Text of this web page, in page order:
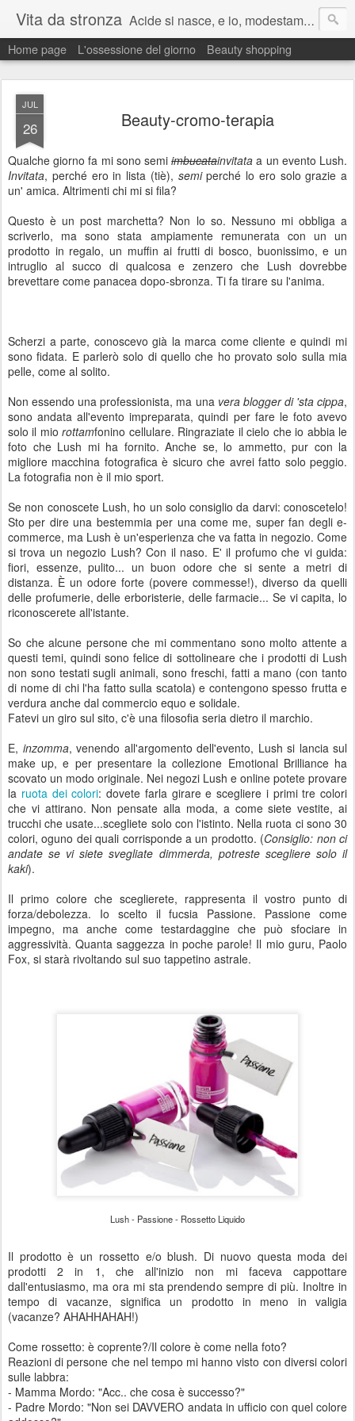
Vita da stronza Acide si nasce, e io, modestamente, lo nacqui.
Ma anche un paio di calci nel culo presi nella vita aiutano sempre a migliorare.
Home page L'ossessione del giorno Beauty shopping
JUL
26 Beauty-cromo-terapia
Qualche giorno fa mi sono semiimbucatainvitata a un evento Lush.
Invitata, perché ero in lista (tiè), semiperché lo ero solo grazie a
un' amica. Altrimenti chi mi si fila?
Questo è un post marchetta? Non lo so. Nessuno mi obbliga a
scriverlo, ma sono stata ampiamente remunerata con un un
prodotto in regalo, un muffin ai frutti di bosco, buonissimo, e un
intruglio al succo di qualcosa e zenzero che Lush dovrebbe
brevettare come panacea dopo-sbronza. Ti fa tirare su l'anima.
Scherzi a parte, conoscevo già la marca come cliente e quindi mi
sono fidata. E parlerò solo di quello che ho provato solo sulla mia
pelle, come al solito.
Non essendo una professionista, ma una vera blogger di 'sta cippa,
sono andata all'evento impreparata, quindi per fare le foto avevo
solo il miorottamfonino cellulare. Ringraziate il cielo che io abbia le
foto che Lush mi ha fornito. Anche se, lo ammetto, pur con la
migliore macchina fotografica è sicuro che avrei fatto solo peggio.
La fotografia non è il mio sport.
Se non conoscete Lush, ho un solo consiglio da darvi: conoscetelo!
Sto per dire una bestemmia per una come me, super fan degli e-
commerce, ma Lush è un'esperienza che va fatta in negozio. Come
si trova un negozio Lush? Con il naso. E' il profumo che vi guida:
fiori, essenze, pulito... un buon odore che si sente a metri di
distanza. È un odore forte (povere commesse!), diverso da quelli
delle profumerie, delle erboristerie, delle farmacie... Se vi capita, lo
riconoscerete all'istante.
So che alcune persone che mi commentano sono molto attente a
questi temi, quindi sono felice di sottolineare che i prodotti di Lush
non sono testati sugli animali, sono freschi, fatti a mano (con tanto
di nome di chi l'ha fatto sulla scatola) e contengono spesso frutta e
verdura anche dal commercio equo e solidale.
Fatevi un giro sul sito, c'è una filosofia seria dietro il marchio.
E, inzomma, venendo all'argomento dell'evento, Lush si lancia sul
make up, e per presentare la collezione Emotional Brilliance ha
scovato un modo originale. Nei negozi Lush e online potete provare
la ruota dei colori: dovete farla girare e scegliere i primi tre colori
che vi attirano. Non pensate alla moda, a come siete vestite, ai
trucchi che usate...scegliete solo con l'istinto. Nella ruota ci sono 30
colori, oguno dei quali corrisponde a un prodotto. (Consiglio: non ci
andate se vi siete svegliate dimmerda, potreste scegliere solo il
kaki).
Il primo colore che sceglierete, rappresenta il vostro punto di
forza/debolezza. Io scelto il fucsia Passione. Passione come
impegno, ma anche come testardaggine che può sfociare in
aggressività. Quanta saggezza in poche parole! Il mio guru, Paolo
Fox, si starà rivoltando sul suo tappetino astrale.
Lush - Passione - Rossetto Liquido
Il prodotto è un rossetto e/o blush. Di nuovo questa moda dei
prodotti 2 in 1, che all'inizio non mi faceva cappottare
dall'entusiasmo, ma ora mi sta prendendo sempre di più. Inoltre in
tempo di vacanze, significa un prodotto in meno in valigia
(vacanze? AHAHHAHAH!)
Come rossetto: è coprente?/Il colore è come nella foto?
Reazioni di persone che nel tempo mi hanno visto con diversi colori
sulle labbra:
- Mamma Mordo: "Acc.. che cosa è successo?"
- Padre Mordo: "Non sei DAVVERO andata in ufficio con quel colore